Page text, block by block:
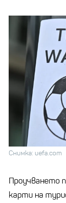
Снимка: uefa.com
Проучването
карти на